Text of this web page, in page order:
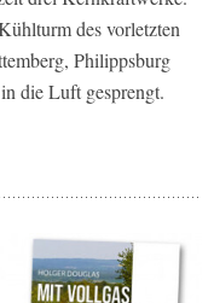
des vorletzten
Philippsburg
die Luft gesprengt.